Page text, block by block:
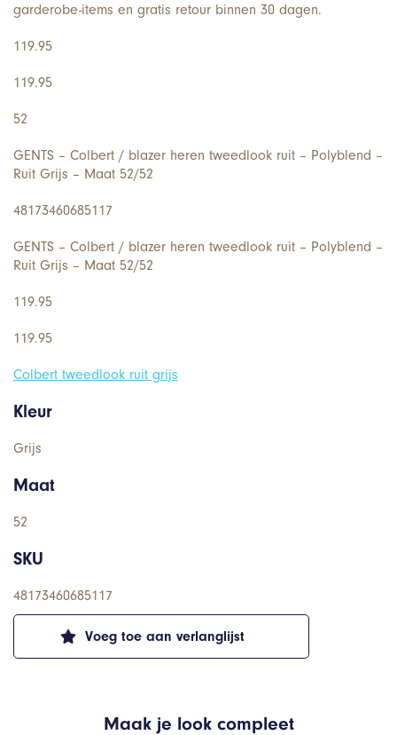
Voeg toe aan verlanglijst
garderobe-items en gratis retour binnen 30 dagen.
119.95
119.95
52
GENTS – Colbert / blazer heren tweedlook ruit – Polyblend –
Ruit Grijs – Maat 52/52
48173460685117
GENTS – Colbert / blazer heren tweedlook ruit – Polyblend –
Ruit Grijs – Maat 52/52
119.95
119.95
Colbert tweedlook ruit grijs
Kleur
Grijs
Maat
52
SKU
48173460685117
Maak je look compleet